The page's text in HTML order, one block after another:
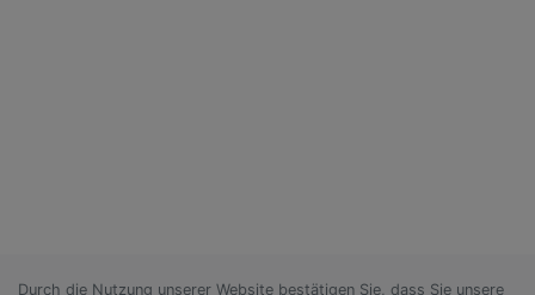
Durch die Nutzung unserer Website bestätigen Sie, dass Sie unsere